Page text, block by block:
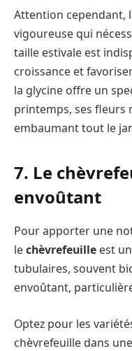
Attention cependant,
vigoureuse qui
taille estivale est
croissance et
la glycine offre un
printemps, ses fleurs
embaumant tout le
7. Le
envoûtant
Pour apporter une
lechèvrefeuille est
tubulaires, souvent
envoûtant,
Optez pour les
chèvrefeuille dans